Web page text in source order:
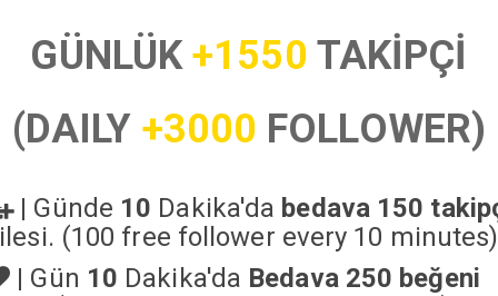
GÜNLÜK+1550 TAKİPÇİ
(DAILY +3000 FOLLOWER)
| Günde 10 Dakika'da bedava 150
(100 free follower every 10 minutes)
| Gün 10 Dakika'da Bedava 250 beğeni